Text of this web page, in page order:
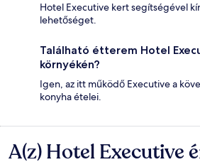
Hotel Executive kert segítségével
lehetőséget.
Található étterem Hotel
környékén?
Igen, az itt működő Executive a
konyha ételei.
Értékelések
A(z) Hotel Executive